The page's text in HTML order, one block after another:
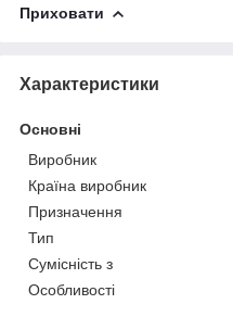
Приховати
Характеристики
Основні
Виробник
Країна виробник
Призначення
Тип
Сумісність з
Особливості